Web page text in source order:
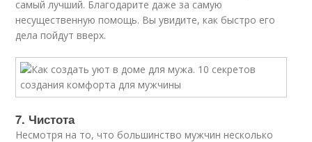
самый лучший. Благодарите даже за самую
несущественную помощь. Вы увидите, как быстро его
дела пойдут вверх.
7. Чистота
Несмотря на то, что большинство мужчин несколько